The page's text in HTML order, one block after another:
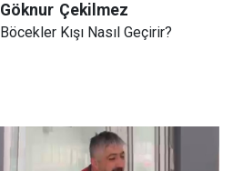
Göknur Çekilmez
Böcekler Kışı Nasıl Geçirir?